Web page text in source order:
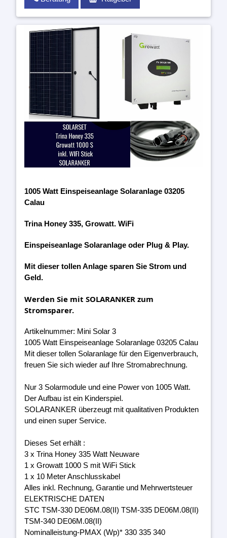
1005 Watt Einspeiseanlage Solaranlage 03205
Calau
Trina Honey 335, Growatt. WiFi
Einspeiseanlage Solaranlage oder Plug & Play.
Mit dieser tollen Anlage sparen Sie Strom und
Geld.
Werden Sie mit SOLARANKER zum
Stromsparer.
Artikelnummer: Mini Solar 3
1005 Watt Einspeiseanlage Solaranlage 03205 Calau
Mit dieser tollen Solaranlage für den Eigenverbrauch,
freuen Sie sich wieder auf Ihre Stromabrechnung.
Nur 3 Solarmodule und eine Power von 1005 Watt.
Der Aufbau ist ein Kinderspiel.
SOLARANKER überzeugt mit qualitativen Produkten
und einen super Service.
Dieses Set erhält :
3 x Trina Honey 335 Watt Neuware
1 x Growatt 1000 S mit WiFi Stick
1 x 10 Meter Anschlusskabel
Alles inkl. Rechnung, Garantie und Mehrwertsteuer
ELEKTRISCHE DATEN
STC TSM-330 DE06M.08(II) TSM-335 DE06M.08(II)
TSM-340 DE06M.08(II)
Nominalleistung-PMAX (Wp)* 330 335 340